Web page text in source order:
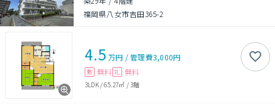
福岡県八女市吉田365-2
4.5 万円 /管理費3,000円
敷 無料 礼 無料
3LDK/65.27㎡ /3階